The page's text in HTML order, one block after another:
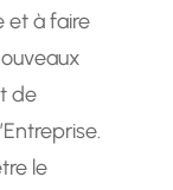
et à faire
de
le